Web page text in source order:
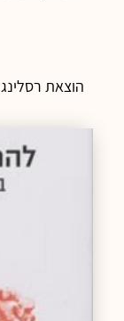
הוצאת רסלינג